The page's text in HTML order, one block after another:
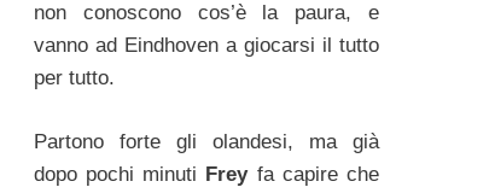
non conoscono cos’è la paura, e
vanno ad Eindhoven a giocarsi il tutto
per tutto.
Partono forte gli olandesi, ma già
dopo pochi minuti Frey fa capire che